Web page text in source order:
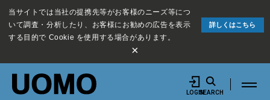
当サイトでは当社の提携先等がお客様のニーズ等につ
いて調査・分析したり、お客様にお勧めの広告を表示
する目的で Cookie を使用する場合があります。
詳しくはこちら
×
LOGINSEARCH